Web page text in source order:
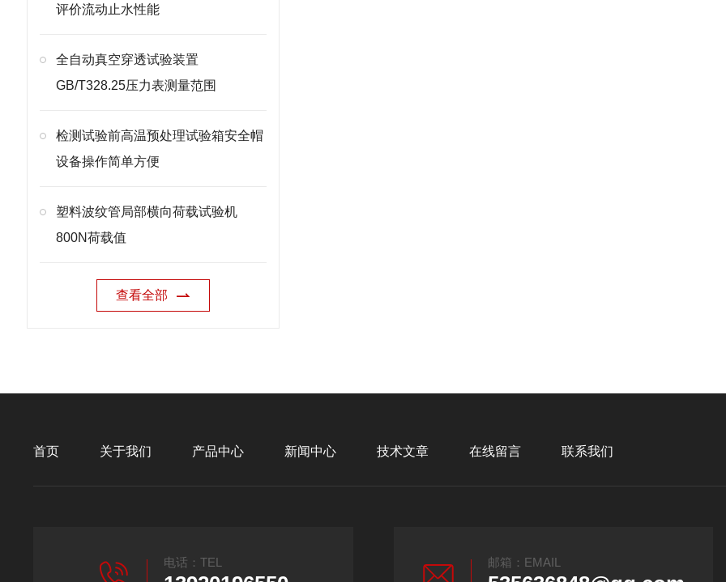
评价流动止水性能
全自动真空穿透试验装置
GB/T328.25压力表测量范围
检测试验前高温预处理试验箱安全帽
设备操作简单方便
塑料波纹管局部横向荷载试验机
800N荷载值
查看全部
首页 关于我们 产品中心 新闻中心 技术文章 在线留言 联系我们
电话：TEL 邮箱：EMAIL